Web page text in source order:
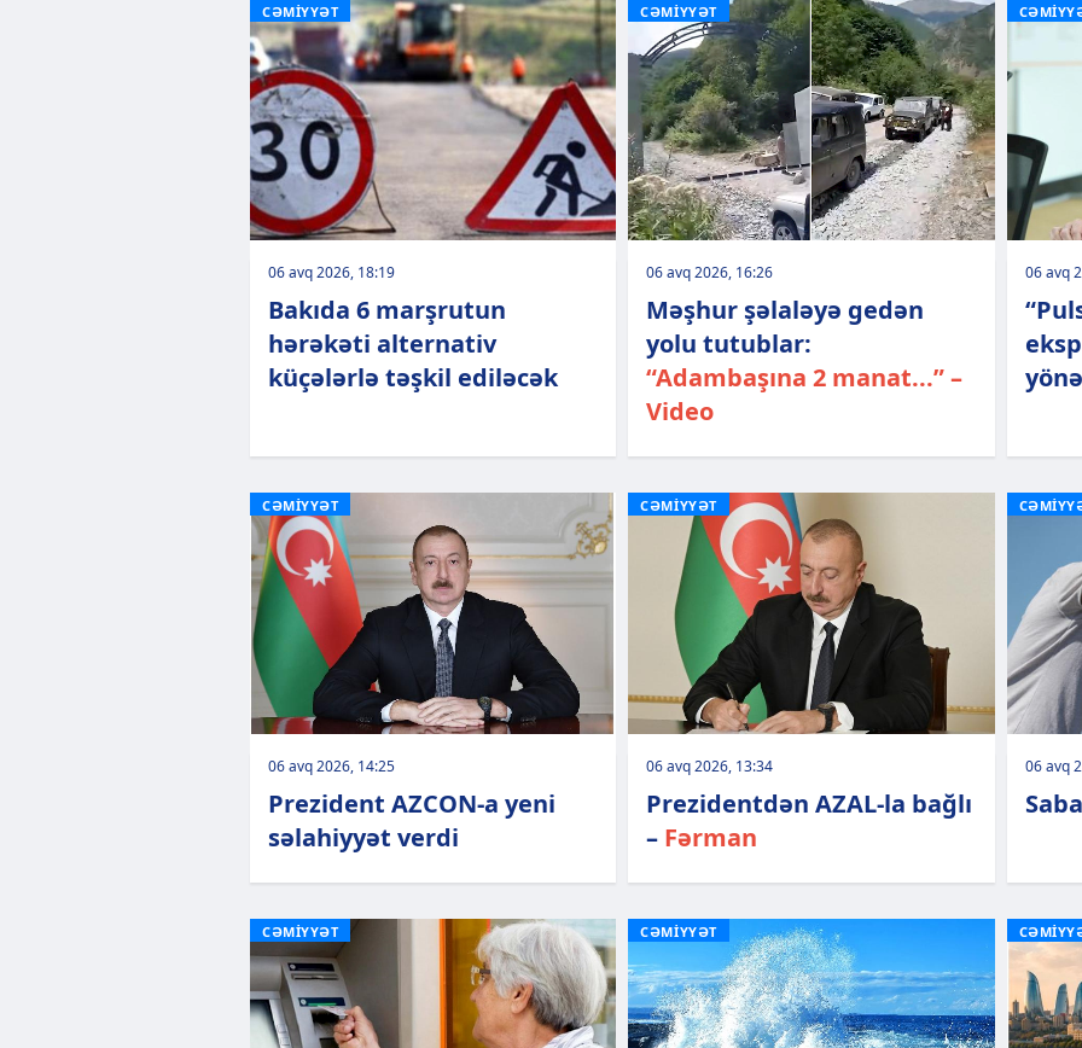
CƏMİYYƏT
06 avq 2026, 18:19
Bakıda 6 marşrutun
hərəkəti alternativ
küçələrlə təşkil ediləcək
CƏMİYYƏT
06 avq 2026, 16:26
Məşhur şəlaləyə gedən
yolu tutublar:
“Adambaşına 2 manat...” –
Video
06 avq
CƏMİYYƏT
06 avq 2026, 14:25
Prezident AZCON-a yeni
səlahiyyət verdi
CƏMİYYƏT
06 avq 2026, 13:34
Prezidentdən AZAL-la bağlı
– Fərman
06 avq
CƏMİYYƏT CƏMİYYƏT